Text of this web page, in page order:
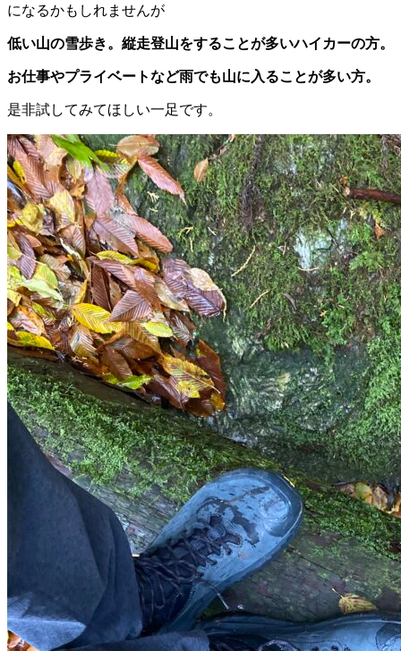
になるかもしれませんが
低い山の雪歩き。縦走登山をすることが多いハイカーの方。
お仕事やプライベートなど雨でも山に入ることが多い方。
是非試してみてほしい一足です。